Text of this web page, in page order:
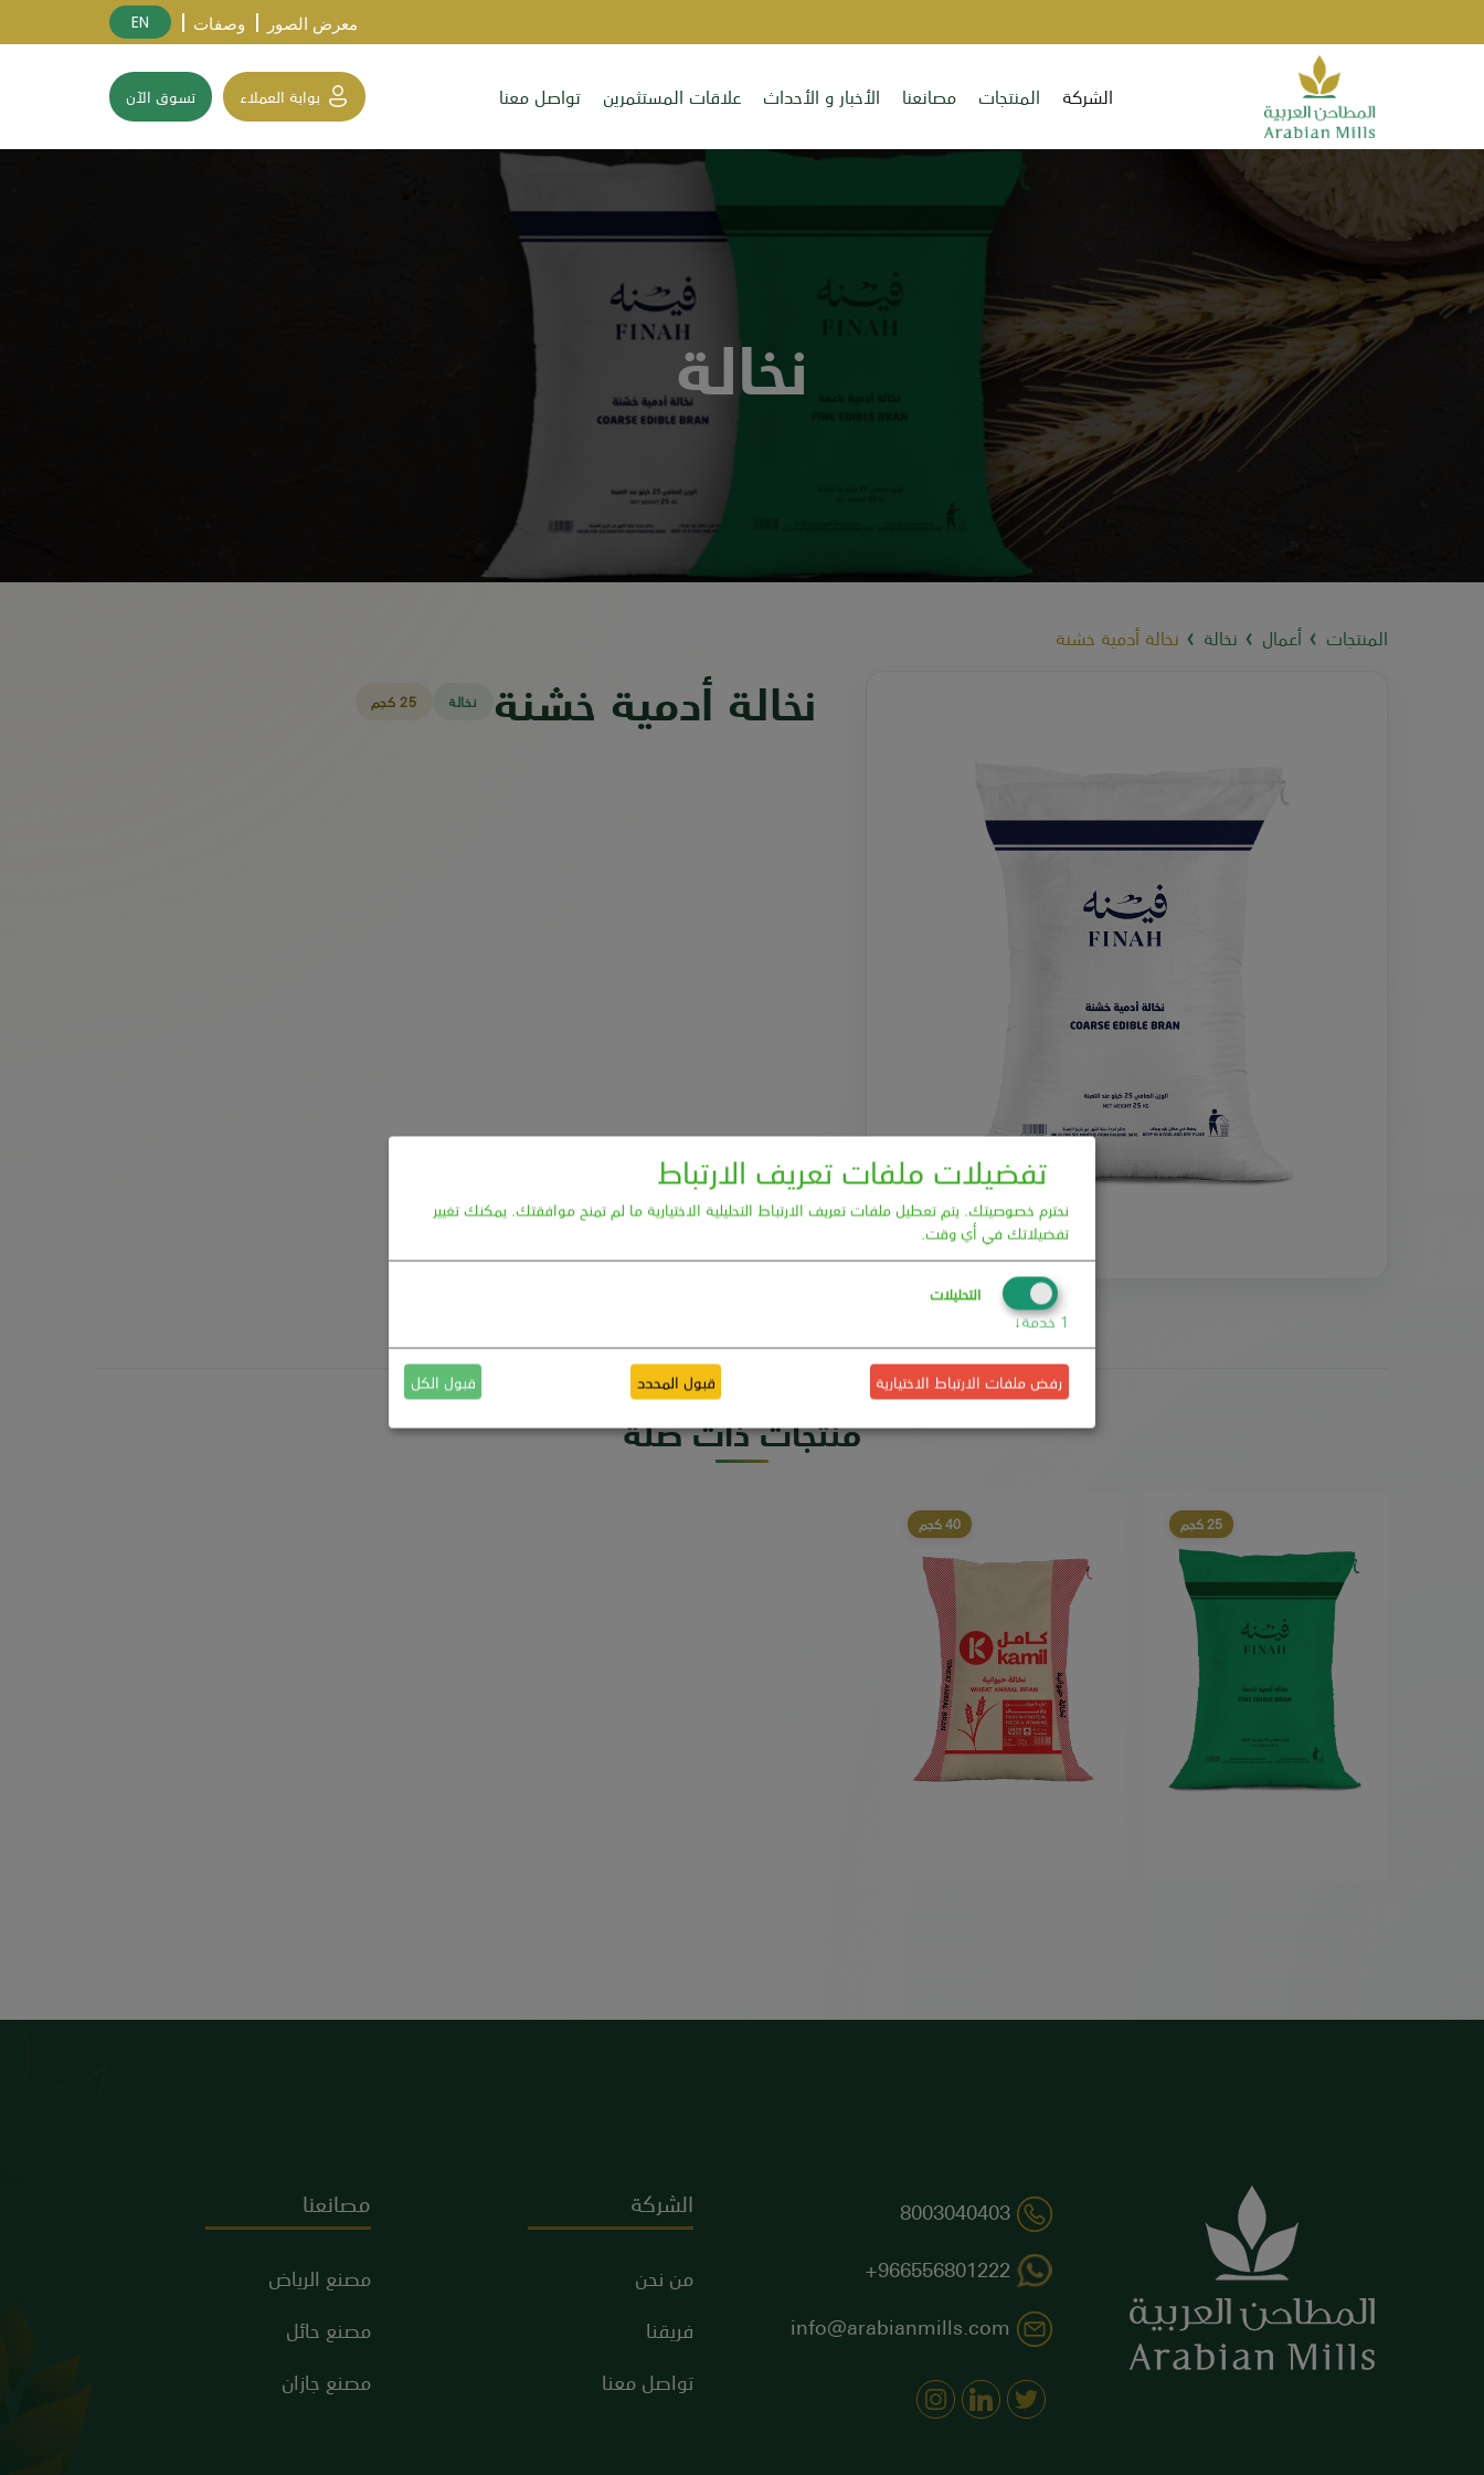
معرض الصور وصفات EN
الشركة المنتجات مصانعنا الأخبار و الأحداث علاقات المستثمرين تواصل معنا بوابة العملاء تسوق الآن
نخالة
المنتجات أعمال نخالة نخالة أدمية خشنة
نخالة أدمية خشنة نخالة 25 كجم
منتجات ذات صلة
25 كجم 40 كجم
8003040403
966556801222+
info@arabianmills.com
الشركة
من نحن
فريقنا
تواصل معنا
مصانعنا
مصنع الرياض
مصنع حائل
مصنع جازان
تفضيلات ملفات تعريف الارتباط
نحترم خصوصيتك. يتم تعطيل ملفات تعريف الارتباط التحليلية الاختيارية ما لم تمنح موافقتك. يمكنك تغيير
تفضيلاتك في أي وقت.
التحليلات
↓ 1خدمة
رفض ملفات الارتباط الاختيارية قبول المحدد قبول الكل